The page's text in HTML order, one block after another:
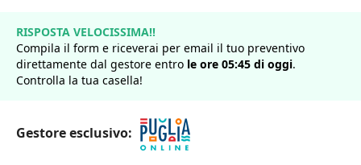
RISPOSTA VELOCISSIMA!!
Compila il form e riceverai per email il tuo preventivo
direttamente dal gestore entro le ore 05:45 di oggi.
Controlla la tua casella!
Gestore esclusivo: